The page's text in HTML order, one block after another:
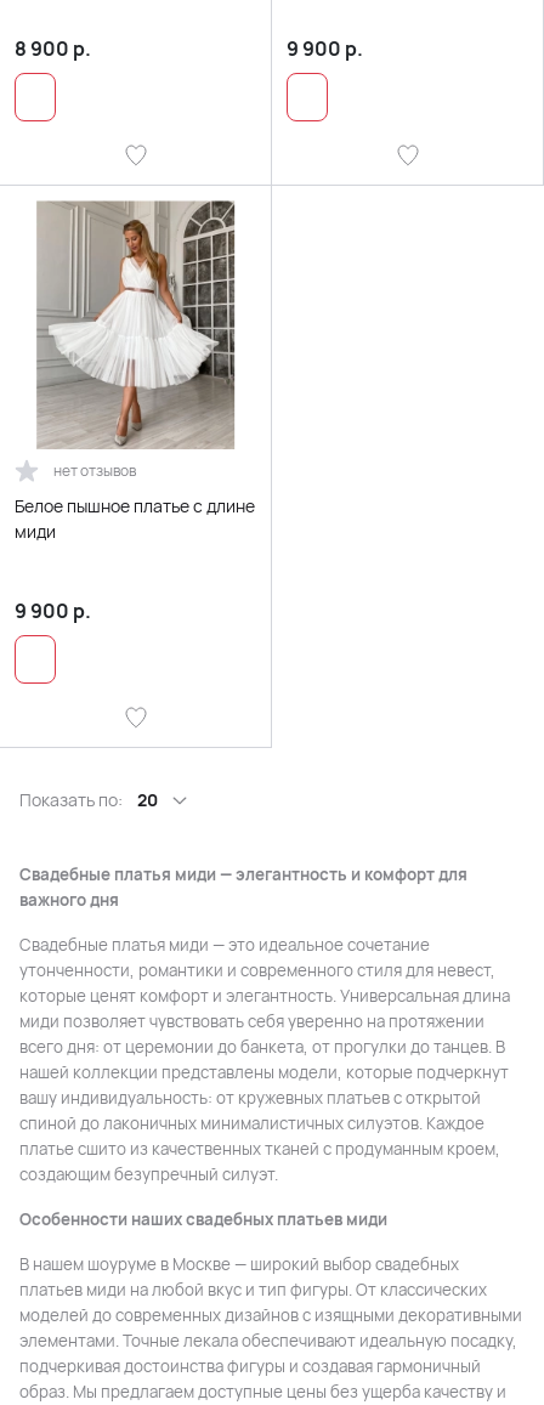
8 900 р. 9 900 р.
нет отзывов
Белое пышное платье с длине
миди
9 900 р.
Показать по: 20
Свадебные платья миди — элегантность и комфорт для
важного дня
Свадебные платья миди — это идеальное сочетание
утонченности, романтики и современного стиля для невест,
которые ценят комфорт и элегантность. Универсальная длина
миди позволяет чувствовать себя уверенно на протяжении
всего дня: от церемонии до банкета, от прогулки до танцев. В
нашей коллекции представлены модели, которые подчеркнут
вашу индивидуальность: от кружевных платьев с открытой
спиной до лаконичных минималистичных силуэтов. Каждое
платье сшито из качественных тканей с продуманным кроем,
создающим безупречный силуэт.
Особенности наших свадебных платьев миди
В нашем шоуруме в Москве — широкий выбор свадебных
платьев миди на любой вкус и тип фигуры. От классических
моделей до современных дизайнов с изящными декоративными
элементами. Точные лекала обеспечивают идеальную посадку,
подчеркивая достоинства фигуры и создавая гармоничный
образ. Мы предлагаем доступные цены без ущерба качеству и